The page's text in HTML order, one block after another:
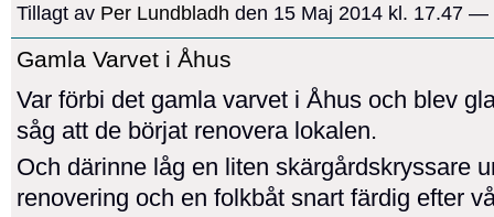
Tillagt av Per Lundbladh den 15 Maj 2014 kl. 17.47 —
Gamla Varvet i Åhus
Var förbi det gamla varvet i Åhus och blev
såg att de börjat renovera lokalen.
Och därinne låg en liten skärgårdskryssare
renovering och en folkbåt snart färdig efter